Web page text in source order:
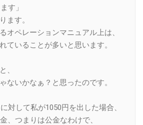
す」
ます。
オペレーションマニュアル上は、
ていることが多いと思います。
、
ないかなぁ？と思ったのです。
対して私が1050円を出した場合、
、つまりは公金なわけで、